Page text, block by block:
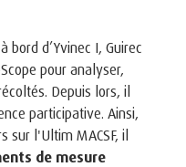
bord d’Yvinec I, Guirec
pour analyser,
Depuis lors, il
participative. Ainsi,
sur l'Ultim MACSF, il
de mesure